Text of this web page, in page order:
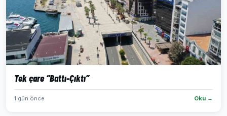
Tek çare “Battı-Çıktı”
1 gün önce Oku →